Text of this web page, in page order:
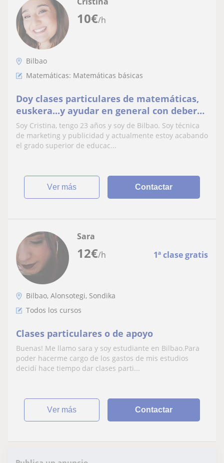
10€/h
Bilbao
Matemáticas: Matemáticas básicas
Doy clases particulares de matemáticas,
euskera...y ayudar en general con deberes
de los niños y las niñas, además puedo
cuidarles haciendo de niñera
Soy Cristina, tengo 23 años y soy de Bilbao. Soy técnica
de marketing y publicidad y actualmente estoy acabando
el grado superior de educac...
ver más Contactar
12€/h 1ª clase gratis
Sara
Bilbao, Alonsotegi, Sondika
Todos los cursos
Clases particulares o de apoyo
Buenas! Me llamo sara y soy estudiante en Bilbao.Para
poder hacerme cargo de los gastos de mis estudios
decidí hace tiempo dar clases parti...
ver más Contactar